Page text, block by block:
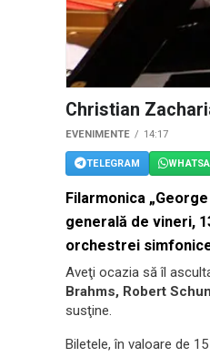
Christian
EVENIMENTE 14:17
TELEGRAM
Filarmonica
generală de vineri,
orchestrei
Aveţi ocazia să îl
Brahms, Robert
susţine.
Biletele, în valoare de